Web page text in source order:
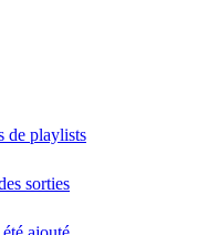
de playlists
sorties